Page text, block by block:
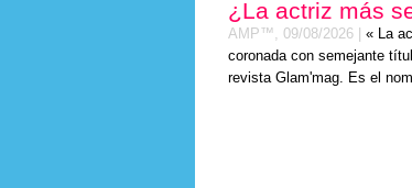
¿La actriz más
AMP™, 09/08/2026 « La
coronada con semejante
revista Glam'mag. Es el